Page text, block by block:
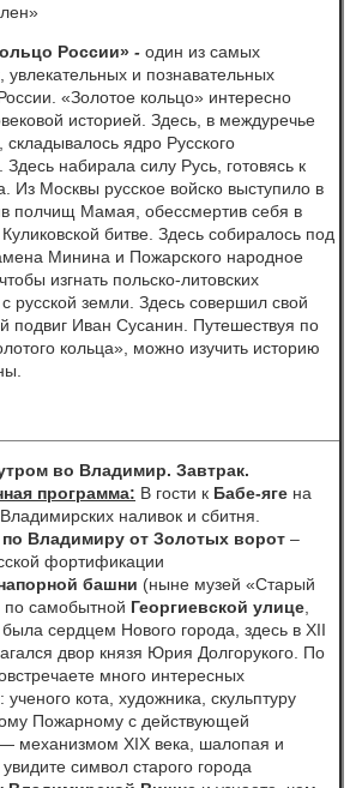
России» - один из самых
увлекательных и познавательных
«Золотое кольцо» интересно
историей. Здесь, в междуречье
складывалось ядро Русского
Здесь набирала силу Русь, готовясь к
Из Москвы русское войско выступило в
полчищ Мамая, обессмертив себя в
битве. Здесь собиралось под
Минина и Пожарского народное
изгнать польско-литовских
с русской земли. Здесь совершил свой
подвиг Иван Сусанин. Путешествуя по
кольца», можно изучить историю
во Владимир. Завтрак.
программа: В гости к Бабе-яге на
наливок и сбитня.
по Владимиру от Золотых ворот –
фортификации
башни (ныне музей «Старый
самобытной Георгиевской улице
сердцем Нового города, здесь в XII
двор князя Юрия Долгорукого. По
много интересных
кота, художника, скульптуру
Пожарному с действующей
— механизмом XIX века, шалопая и
символ старого города